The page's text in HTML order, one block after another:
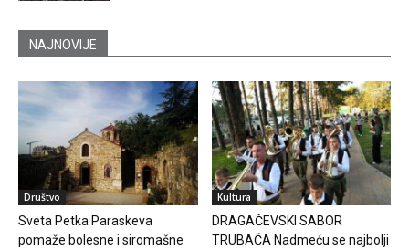
NAJNOVIJE
Društvo
Sveta Petka Paraskeva
pomaže bolesne i siromašne
Kultura
DRAGAČEVSKI SABOR
TRUBAČA Nadmeću se najbolji